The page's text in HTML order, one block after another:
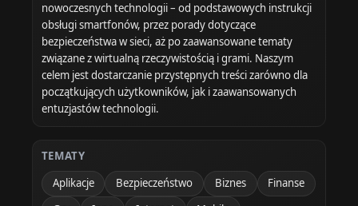
nowoczesnych technologii – od podstawowych instrukcji
obsługi smartfonów, przez porady dotyczące
bezpieczeństwa w sieci, aż po zaawansowane tematy
związane z wirtualną rzeczywistością i grami. Naszym
celem jest dostarczanie przystępnych treści zarówno dla
początkujących użytkowników, jak i zaawansowanych
entuzjastów technologii.
TEMATY
Aplikacje
Bezpieczeństwo Biznes
Finanse